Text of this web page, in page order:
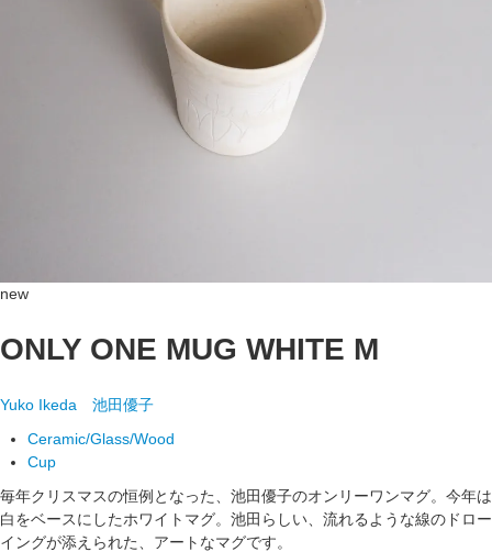
new
ONLY ONE MUG WHITE M
Yuko Ikeda 池田優子
Ceramic/Glass/Wood
Cup
毎年クリスマスの恒例となった、池田優子のオンリーワンマグ。今年は
白をベースにしたホワイトマグ。池田らしい、流れるような線のドロー
イングが添えられた、アートなマグです。